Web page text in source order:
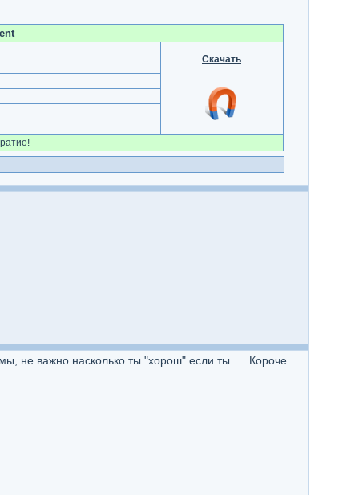
Скачать
не важно насколько ты "хорош" если ты..... Короче.